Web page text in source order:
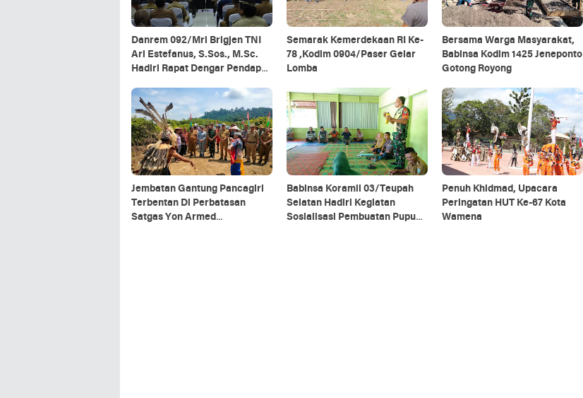
Danrem 092/Mrl Brigjen TNI
Ari Estefanus, S.Sos., M.Sc.
Hadiri Rapat Dengar Pendapat
Kalimantan Utara
Semarak Kemerdekaan RI Ke-
78 ,Kodim 0904/Paser Gelar
Lomba
Bersama Warga Masyarakat,
Babinsa Kodim 1425 Jeneponto
Gotong Royong
Jembatan Gantung Pancagiri
Terbentan Di Perbatasan
Satgas Yon Armed
Babinsa Koramil 03/Teupah
Selatan Hadiri Kegiatan
Sosialisasi Pembuatan Pupuk
Penuh Khidmad, Upacara
Peringatan HUT Ke-67 Kota
Wamena